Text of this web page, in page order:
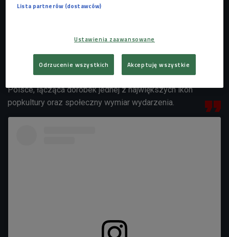
społeczne, kulturalne i muzyczne.
Paradzie nie brakuje, a w tym roku czeka na nich wyjątkowa
Madonna - stworzą wspólną platformę specjalnie na
czerwcowe wydarzenie. To pierwsza tego typu inicjatywa w
Polsce, łącząca dorobek jednej z największych ikon
popkultury oraz społeczny wymiar wydarzenia.
Lista partnerów (dostawców)
Ustawienia zaawansowane
Odrzucenie wszystkich Akceptuję wszystkie